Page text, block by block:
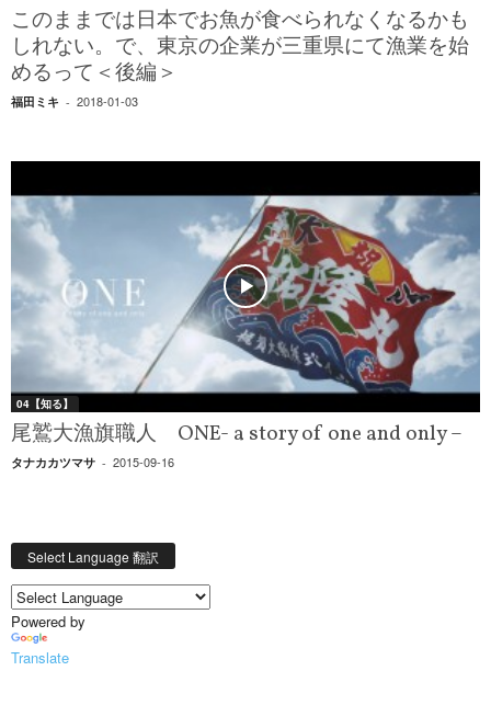
このままでは日本でお魚が食べられなくなるかも
しれない。で、東京の企業が三重県にて漁業を始
めるって＜後編＞
福田ミキ - 2018-01-03
04【知る】
尾鷲大漁旗職人 ONE- a story of one and only –
タナカカツマサ - 2015-09-16
Select Language 翻訳
Powered by
Translate